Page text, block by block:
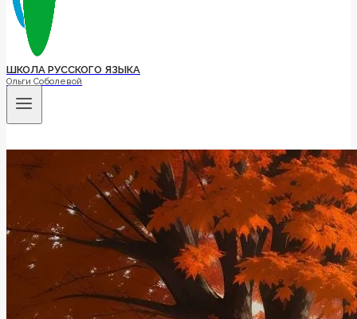
ШКОЛА РУССКОГО ЯЗЫКА
Ольги Соболевой